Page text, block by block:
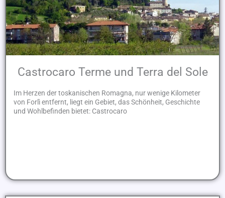
Castrocaro Terme und Terra del Sole
Im Herzen der toskanischen Romagna, nur wenige Kilometer
von Forlì entfernt, liegt ein Gebiet, das Schönheit, Geschichte
und Wohlbefinden bietet: Castrocaro